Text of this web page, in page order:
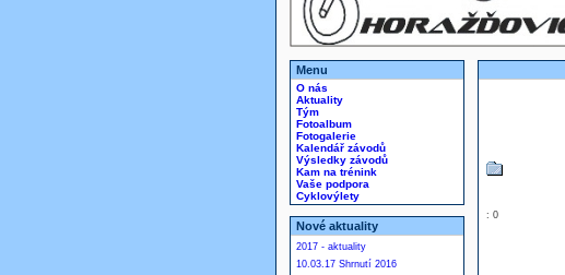
Menu
O nás
Aktuality
Tým
Fotoalbum
Fotogalerie
Kalendář závodů
Výsledky závodů
Kam na trénink
Vaše podpora
Cyklovýlety
Nové aktuality
2017 - aktuality
10.03.17 Shrnutí 2016
: 0